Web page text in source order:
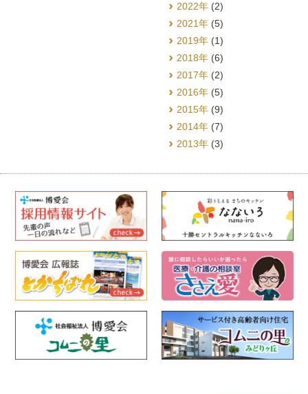
2022年 (2)
2021年 (5)
2019年 (1)
2018年 (6)
2017年 (2)
2016年 (5)
2015年 (9)
2014年 (7)
2013年 (3)